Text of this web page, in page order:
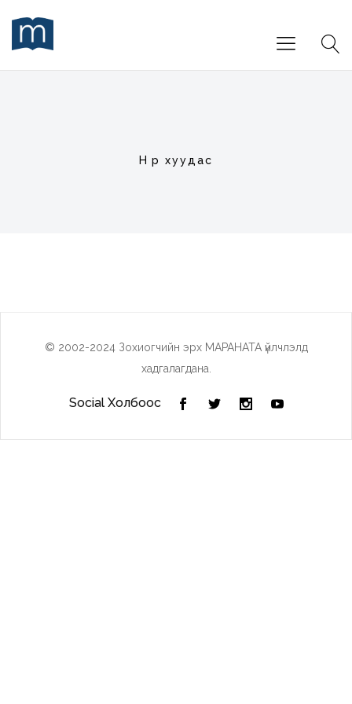
Нүүр хуудас
© 2002-2024 Зохиогчийн эрх МАРАНАТА үйлчлэлд
хадгалагдана.
Social Холбоос